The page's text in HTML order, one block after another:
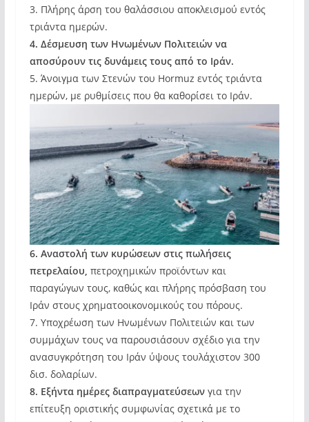
3. Πλήρης άρση του θαλάσσιου αποκλεισμού εντός
τριάντα ημερών.
4. Δέσμευση των Ηνωμένων Πολιτειών να
αποσύρουν τις δυνάμεις τους από το Ιράν.
5. Άνοιγμα των Στενών του Hormuz εντός τριάντα
ημερών, με ρυθμίσεις που θα καθορίσει το Ιράν.
6. Αναστολή των κυρώσεων στις πωλήσεις
πετρελαίου, πετροχημικών προϊόντων και
παραγώγων τους, καθώς και πλήρης πρόσβαση του
Ιράν στους χρηματοοικονομικούς του πόρους.
7. Υποχρέωση των Ηνωμένων Πολιτειών και των
συμμάχων τους να παρουσιάσουν σχέδιο για την
ανασυγκρότηση του Ιράν ύψους τουλάχιστον 300
δισ. δολαρίων.
8. Εξήντα ημέρες διαπραγματεύσεωνγια την
επίτευξη οριστικής συμφωνίας σχετικά με το